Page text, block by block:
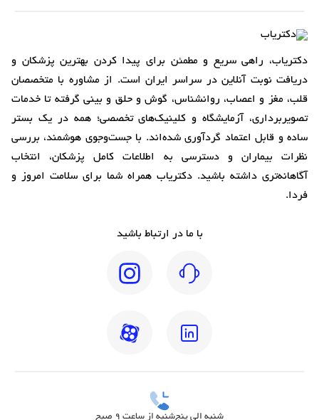
دکتریاب، راهی سریع و مطمئن برای پیدا کردن بهترین پزشکان و
دریافت نوبت آنلاین در سراسر ایران است. از مشاوره با متخصصان
قلب، مغز و اعصاب، روانشناس، گوش و حلق و بینی گرفته تا خدمات
تصویربرداری، آزمایشگاه و کلینیک‌های تخصصی؛ همه در یک بستر
ساده و قابل اعتماد گردآوری شده‌اند. با جست‌وجوی هوشمند، بررسی
نظرات بیماران و دسترسی به اطلاعات کامل پزشکان، انتخاب
آگاهانه‌تری داشته باشید. دکتریاب همراه شما برای سلامت امروز و
فردا.
با ما در ارتباط باشید
شنبه الی پنج‌شنبه از ساعت 9 صبح